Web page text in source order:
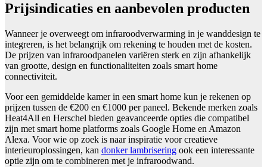
Prijsindicaties en aanbevolen producten
Wanneer je overweegt om infraroodverwarming in je wanddesign te
integreren, is het belangrijk om rekening te houden met de kosten.
De prijzen van infraroodpanelen variëren sterk en zijn afhankelijk
van grootte, design en functionaliteiten zoals smart home
connectiviteit.
Voor een gemiddelde kamer in een smart home kun je rekenen op
prijzen tussen de €200 en €1000 per paneel. Bekende merken zoals
Heat4All en Herschel bieden geavanceerde opties die compatibel
zijn met smart home platforms zoals Google Home en Amazon
Alexa. Voor wie op zoek is naar inspiratie voor creatieve
interieuroplossingen, kan donker lambrisering ook een interessante
optie zijn om te combineren met je infraroodwand.